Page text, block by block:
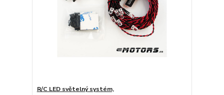
R/C LED světelný systém,